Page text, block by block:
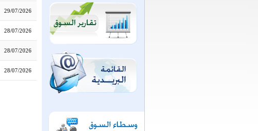
29/07/2026
28/07/2026
28/07/2026
28/07/2026